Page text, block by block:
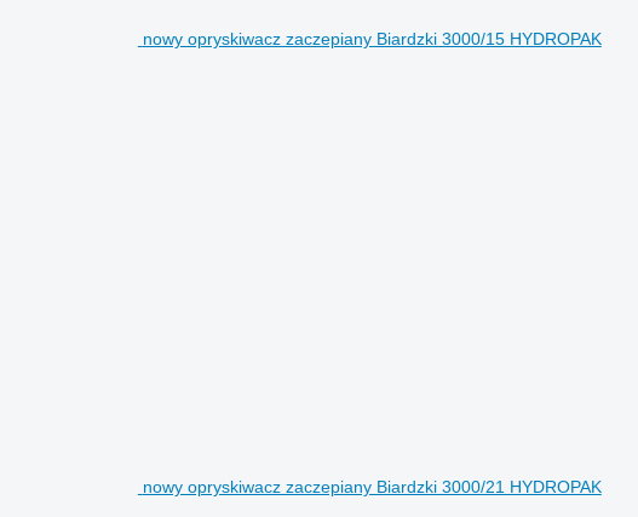
nowy opryskiwacz zaczepiany Biardzki 3000/15 HYDROPAK
nowy opryskiwacz zaczepiany Biardzki 3000/21 HYDROPAK